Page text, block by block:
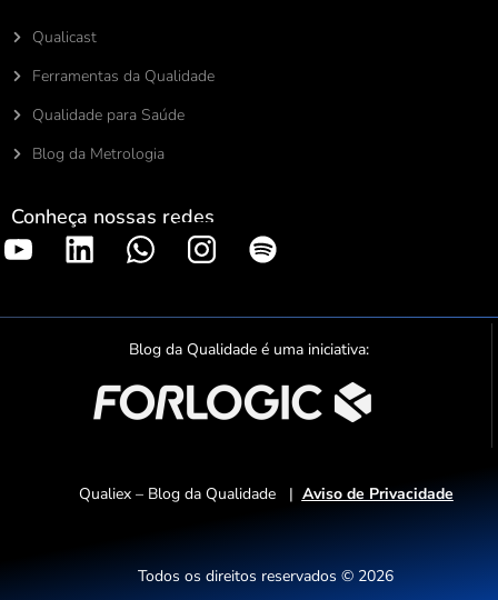
Qualicast
Ferramentas da Qualidade
Qualidade para Saúde
Blog da Metrologia
Conheça nossas redes
S
o
t
f
y
Blog da Qualidade é uma iniciativa:
Qualiex – Blog da Qualidade | Aviso de Privacidade
Todos os direitos reservados © 2026